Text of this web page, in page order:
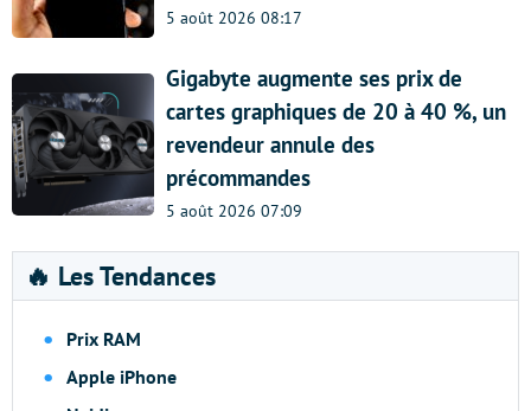
5 août 2026 08:17
Gigabyte augmente ses prix de
cartes graphiques de 20 à 40 %, un
revendeur annule des
précommandes
5 août 2026 07:09
🔥 Les Tendances
Prix RAM
Apple iPhone